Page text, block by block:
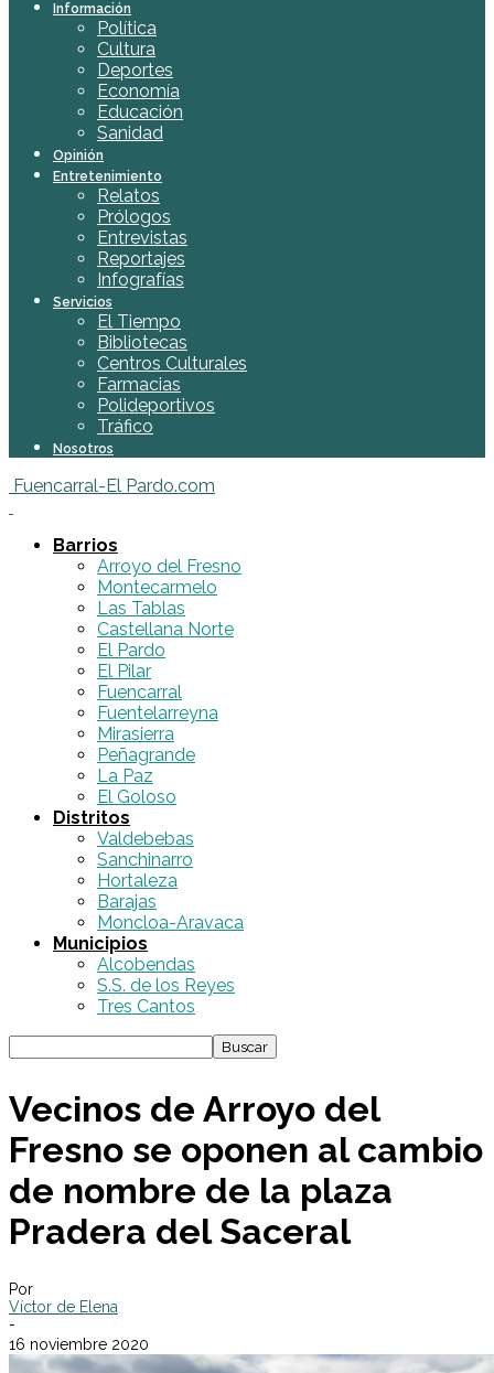
Información
Política
Cultura
Deportes
Economía
Educación
Sanidad
Opinión
Entretenimiento
Relatos
Prólogos
Entrevistas
Reportajes
Infografías
Servicios
El Tiempo
Bibliotecas
Centros Culturales
Farmacias
Polideportivos
Tráfico
Nosotros
Fuencarral-El Pardo.com
Barrios
Arroyo del Fresno
Montecarmelo
Las Tablas
Castellana Norte
El Pardo
El Pilar
Fuencarral
Fuentelarreyna
Mirasierra
Peñagrande
La Paz
El Goloso
Distritos
Valdebebas
Sanchinarro
Hortaleza
Barajas
Moncloa-Aravaca
Municipios
Alcobendas
S.S. de los Reyes
Tres Cantos
Vecinos de Arroyo del
Fresno se oponen al cambio
de nombre de la plaza
Pradera del Saceral
Por
Víctor de Elena
-
16 noviembre 2020